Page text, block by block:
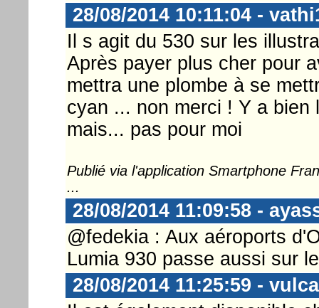
28/08/2014 10:11:04 -
Il s agit du 530 sur les
Après payer plus cher pour
mettra une plombe à se
cyan ... non merci ! Y a bien
mais... pas pour moi
Publié via l'application Smartphone
...
28/08/2014 11:09:58 -
@fedekia : Aux aéroports
Lumia 930 passe aussi sur
28/08/2014 11:25:59 -